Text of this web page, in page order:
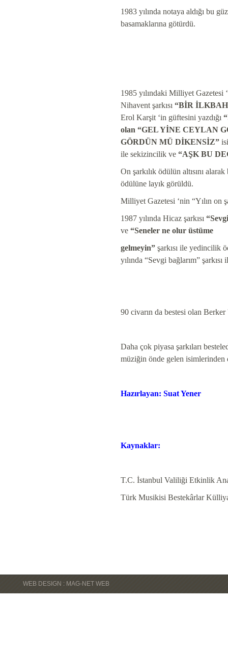
1983 yılında notaya aldığı bu
basamaklarına götürdü.
1985 yılındaki Milliyet Gazetesi
Nihavent şarkısı“BİR
Erol Karşit ‘in güftesini yazdığı
olan “GEL YİNE CEYLAN
GÖRDÜN MÜ DİKENSİZ”
ile sekizincilik ve“AŞK BU
On şarkılık ödülün altısını
ödülüne layık görüldü.
Milliyet Gazetesi ‘nin “Yılın on
1987 yılında Hicaz şarkısı
ve“Seneler ne olur üstüme
gelmeyin” şarkısı ile yedincilik
yılında “Sevgi bağlarım”
90 civarın da bestesi olan
Daha çok piyasa şarkıları
müziğin önde gelen isimlerinden
Hazırlayan: Suat Yener
Kaynaklar:
T.C. İstanbul Valiliği Etkinlik
Türk Musikisi Bestekârlar
WEB DESIGN : MAG-NET WEB